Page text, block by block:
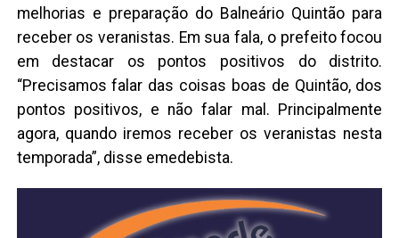
melhorias e preparação do Balneário Quintão para
receber os veranistas. Em sua fala, o prefeito focou
em destacar os pontos positivos do distrito.
“Precisamos falar das coisas boas de Quintão, dos
pontos positivos, e não falar mal. Principalmente
agora, quando iremos receber os veranistas nesta
temporada”, disse emedebista.